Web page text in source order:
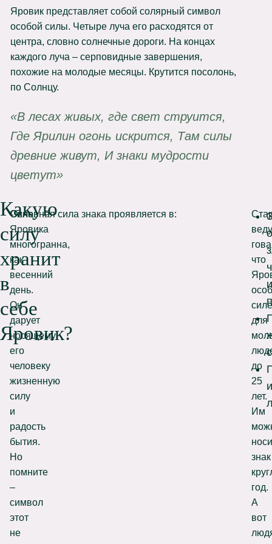
Яровик представляет собой солярный символ
особой силы. Четыре луча его расходятся от
центра, словно солнечные дороги. На концах
каждого луча – серповидные завершения,
похожие на молодые месяцы. Крутится посолонь,
по Солнцу.
«В лесах живых, где свет струится,
Где Ярилин огонь искрится, Там силы
древние живут, И знаки мудрости
цветут»
Какую
силу
хранит
в
себе
Яровик?
Сила
Яровика
многогранна,
как
весенний
день.
Он
дарует
носящему
его
человеку
жизненную
силу
и
радость
бытия.
Но
помните
–
символ
этот
не
Основная сила знака проявляется в:
и
что
для
до
25
лет.
Им
знак
год.
А
вот